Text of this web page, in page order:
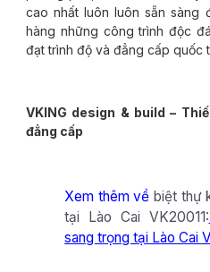
cao nhất luôn luôn sẵn sàng
hàng những công trình độc
đạt trình độ và đẳng cấp quốc
VKING design & build –
đẳng cấp
Xem thêm về biệt thự
tại Lào Cai VK20011:
sang trọng tại Lào Cai